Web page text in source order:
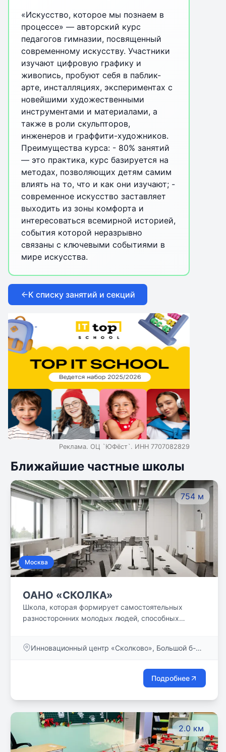
«Искусство, которое мы познаем в
процессе» — авторский курс
педагогов гимназии, посвященный
современному искусству. Участники
изучают цифровую графику и
живопись, пробуют себя в паблик-
арте, инсталляциях, экспериментах с
новейшими художественными
инструментами и материалами, а
также в роли скульпторов,
инженеров и граффити-художников.
Преимущества курса: - 80% занятий
— это практика, курс базируется на
методах, позволяющих детям самим
влиять на то, что и как они изучают; -
современное искусство заставляет
выходить из зоны комфорта и
интересоваться всемирной историей,
события которой неразрывно
связаны с ключевыми событиями в
мире искусства.
К списку занятий и секций
Реклама. ОЦ `ЮФёст`. ИНН 7707082829
Ближайшие частные школы
754 м
Москва
ОАНО «СКОЛКА»
Школа, которая формирует самостоятельных
разносторонних молодых людей, способных
Инновационный центр «Сколково», Большой б-р,
Подробнее
2.0 км